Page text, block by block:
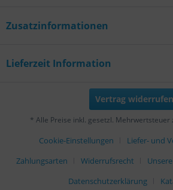
Zusatzinformationen
Lieferzeit Information
Vertrag widerrufen
* Alle Preise inkl. gesetzl. Mehrwertsteuer
Cookie-Einstellungen
Liefer- und
Zahlungsarten
Widerrufsrecht
Datenschutzerklärung